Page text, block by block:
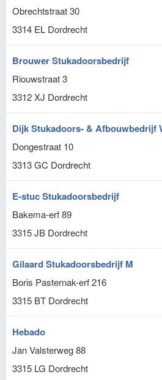
Obrechtstraat 30
3314 EL Dordrecht
Brouwer Stukadoorsbedrijf
Riouwstraat 3
3312 XJ Dordrecht
Dijk Stukadoors- & Afbouwbedrijf
Dongestraat 10
3313 GC Dordrecht
E-stuc Stukadoorsbedrijf
Bakema-erf 89
3315 JB Dordrecht
Gilaard Stukadoorsbedrijf M
Boris Pasternak-erf 216
3315 BT Dordrecht
Hebado
Jan Valsterweg 88
3315 LG Dordrecht